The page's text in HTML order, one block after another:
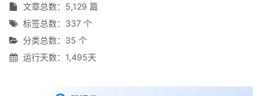
文章总数：5,129 篇
标签总数：337 个
分类总数：35 个
运行天数：1,495天